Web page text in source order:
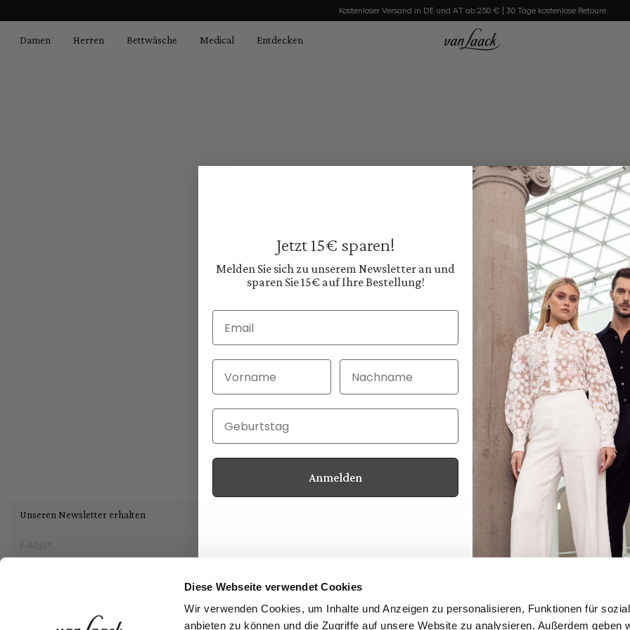
Diese Webseite verwendet Cookies
Wir verwenden Cookies, um Inhalte und Anzeigen zu personalisieren, Funktionen für
anbieten zu können und die Zugriffe auf unsere Website zu analysieren. Außerdem geben
Kostenloser Versand in DE und AT ab 250 € | 30 Tage kostenlose Retoure
Damen Herren Bettwäsche Medical Entdecken
Unseren Newsletter erhalten Kundenservice
Newsletter
Händler Login
Jetzt 15€ sparen!
Melden Sie sich zu unserem Newsletter an und
sparen Sie 15€ auf Ihre Bestellung!
Email
Vorname Nachname
Geburtstag
Anmelden